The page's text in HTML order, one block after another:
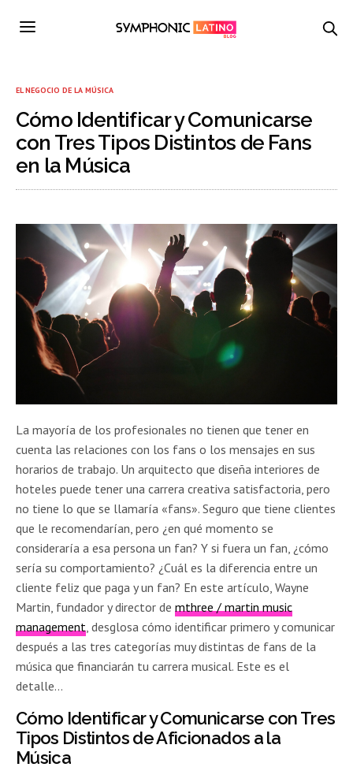
EL NEGOCIO DE LA MÚSICA
Cómo Identificar y Comunicarse
con Tres Tipos Distintos de Fans
en la Música
La mayoría de los profesionales no tienen que tener en
cuenta las relaciones con los fans o los mensajes en sus
horarios de trabajo. Un arquitecto que diseña interiores de
hoteles puede tener una carrera creativa satisfactoria, pero
no tiene lo que se llamaría «fans». Seguro que tiene clientes
que le recomendarían, pero ¿en qué momento se
consideraría a esa persona un fan? Y si fuera un fan, ¿cómo
sería su comportamiento? ¿Cuál es la diferencia entre un
cliente feliz que paga y un fan? En este artículo, Wayne
Martin, fundador y director demthree / martin music
management, desglosa cómo identificar primero y comunicar
después a las tres categorías muy distintas de fans de la
música que financiarán tu carrera musical. Este es el
detalle…
Cómo Identificar y Comunicarse con Tres
Tipos Distintos de Aficionados a la
Música